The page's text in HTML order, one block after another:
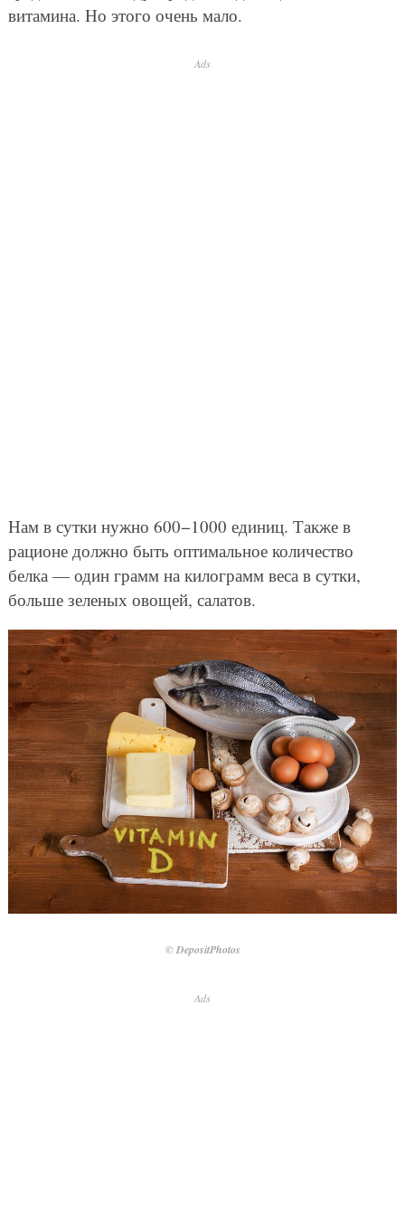
витамина. Но этого очень мало.
Ads
Нам в сутки нужно 600−1000 единиц. Также в
рационе должно быть оптимальное количество
белка — один грамм на килограмм веса в сутки,
больше зеленых овощей, салатов.
© DepositPhotos
Ads